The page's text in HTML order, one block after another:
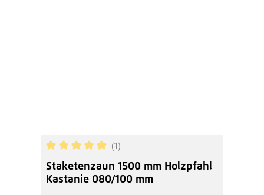
Durchschnittliche Bewertung von 5 von 5
(1)
Staketenzaun 1500 mm Holzpfahl
Kastanie 080/100 mm